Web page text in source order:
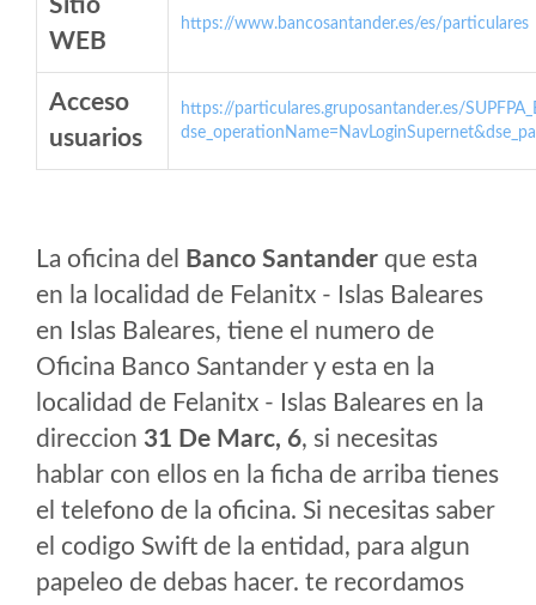
Sitio
WEB
https://www.bancosantander.es/es/particulares
Acceso
usuarios
https://particulares.gruposantander.es/
La oficina del Banco Santander que esta
en la localidad de Felanitx - Islas Baleares
en Islas Baleares, tiene el numero de
Oficina Banco Santander y esta en la
localidad de Felanitx - Islas Baleares en la
direccion 31 De Marc, 6, si necesitas
hablar con ellos en la ficha de arriba tienes
el telefono de la oficina. Si necesitas saber
el codigo Swift de la entidad, para algun
papeleo de debas hacer. te recordamos